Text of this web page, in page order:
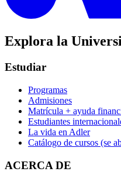
Explora la
Estudiar
Programas
Admisiones
Matrícula + ayuda
Estudiantes
La vida en Adler
Catálogo de cursos (se
ACERCA DE